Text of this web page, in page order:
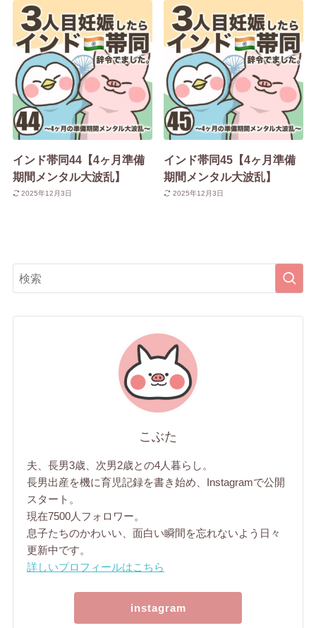
インド帯同44【4ヶ月準備
期間メンタル大波乱】
2025年12月3日
インド帯同45【4ヶ月準備
期間メンタル大波乱】
2025年12月3日
こぶた
夫、長男3歳、次男2歳との4人暮らし。
長男出産を機に育児記録を書き始め、Instagramで公開
スタート。
現在7500人フォロワー。
息子たちのかわいい、面白い瞬間を忘れないよう日々
更新中です。
詳しいプロフィールはこちら
instagram